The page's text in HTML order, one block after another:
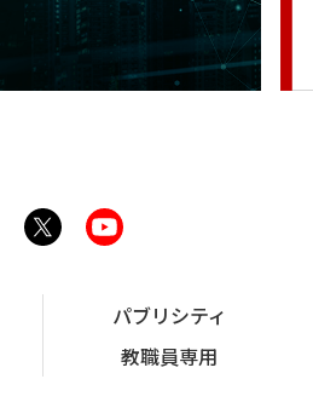
パブリシティ
教職員専用